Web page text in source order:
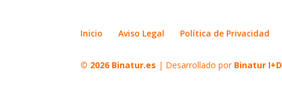
Inicio Aviso Legal Política de Privacidad
© 2026 Binatur.es | Desarrollado por Binatur I+D